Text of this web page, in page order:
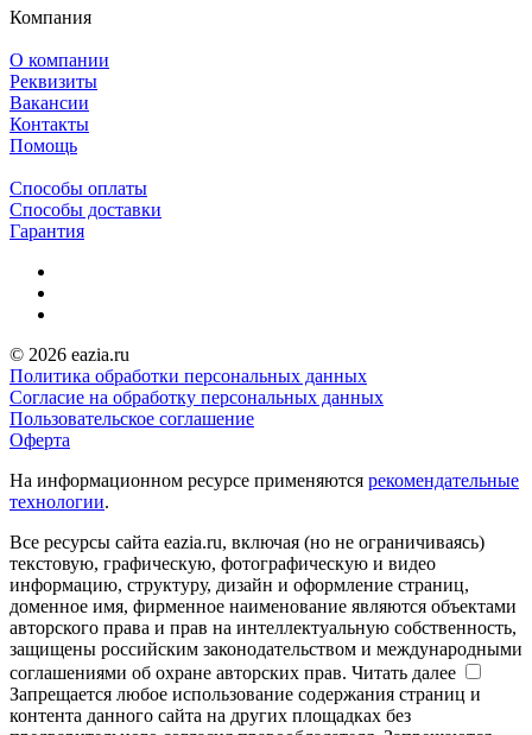
Компания
О компании
Реквизиты
Вакансии
Контакты
Помощь
Способы оплаты
Способы доставки
Гарантия
© 2026 eazia.ru
Политика обработки персональных данных
Согласие на обработку персональных данных
Пользовательское соглашение
Оферта
На информационном ресурсе применяются рекомендательные
технологии.
Все ресурсы сайта eazia.ru, включая (но не ограничиваясь)
текстовую, графическую, фотографическую и видео
информацию, структуру, дизайн и оформление страниц,
доменное имя, фирменное наименование являются объектами
авторского права и прав на интеллектуальную собственность,
защищены российским законодательством и международными
соглашениями об охране авторских прав. Читать далее
Запрещается любое использование содержания страниц и
контента данного сайта на других площадках без